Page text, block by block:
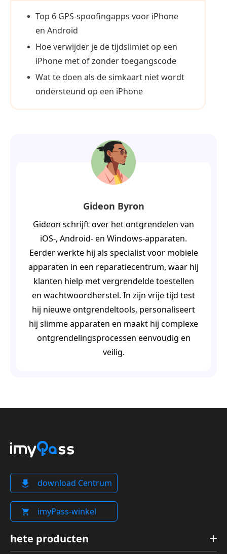
Top 6 GPS-spoofingapps voor iPhone
en Android
Hoe verwijder je de tijdslimiet op een
iPhone met of zonder toegangscode
Wat te doen als de simkaart niet wordt
ondersteund op een iPhone
Gideon Byron
Gideon schrijft over het ontgrendelen van
iOS-, Android- en Windows-apparaten.
Eerder werkte hij als specialist voor mobiele
apparaten in een reparatiecentrum, waar hij
klanten hielp met vergrendelde toestellen
en wachtwoordherstel. In zijn vrije tijd test
hij nieuwe ontgrendeltools, personaliseert
hij slimme apparaten en maakt hij complexe
ontgrendelingsprocessen eenvoudig en
veilig.
download Centrum
imyPass-winkel
hete producten